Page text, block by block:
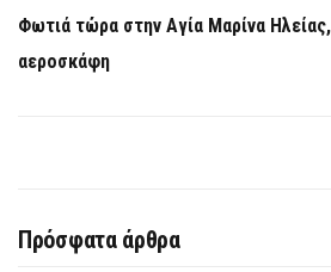
Φωτιά τώρα στην Aγία Μαρίνα
αεροσκάφη
Πρόσφατα άρθρα